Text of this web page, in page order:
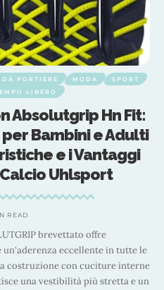
PORTIERE MODA
SPORT
LIBERO
Absolutgrip Hn Fit:
Bambini e Adulti
e i Vantaggi
Uhlsport
READ
brevettato offre
eccellente in tutte le
costruzione con cuciture interne
una vestibilità più stretta e un